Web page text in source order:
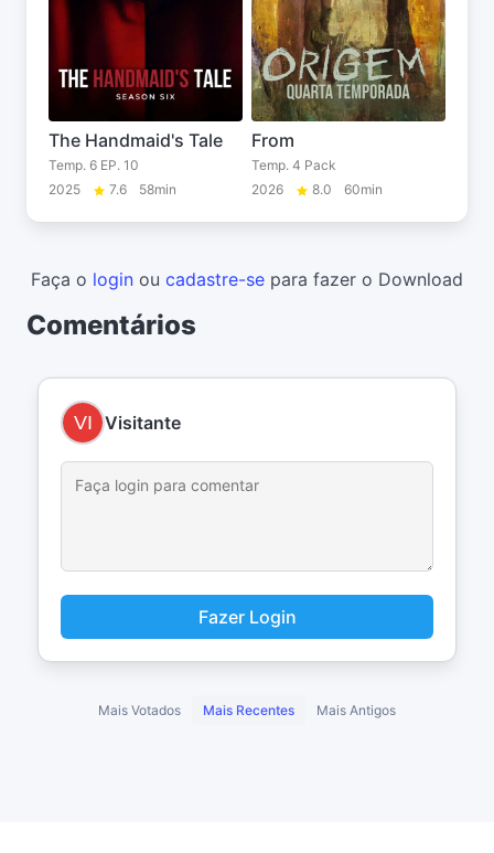
The Handmaid's Tale
Temp. 6 EP. 10
2025
7.6 58min
From
Temp. 4 Pack
2026
8.0 60min
Faça o login ou cadastre-se para fazer o Download
Comentários
Visitante
Fazer Login
Mais Votados Mais Recentes Mais Antigos